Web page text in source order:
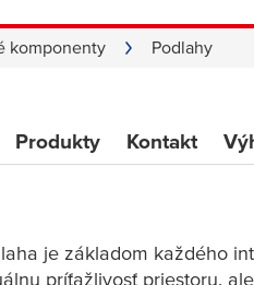
komponenty Podlahy
Produkty Kontakt
je základom každého
príťažlivosť priestoru,